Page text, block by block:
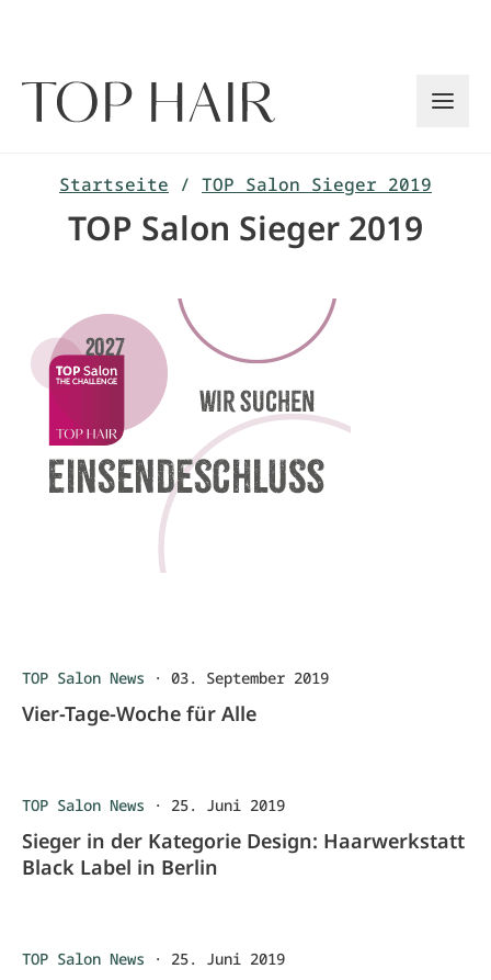
Startseite / TOP Salon Sieger 2019
TOP Salon Sieger 2019
TOP Salon News · 03. September 2019
Vier-Tage-Woche für Alle
TOP Salon News · 25. Juni 2019
Sieger in der Kategorie Design: Haarwerkstatt
Black Label in Berlin
TOP Salon News · 25. Juni 2019